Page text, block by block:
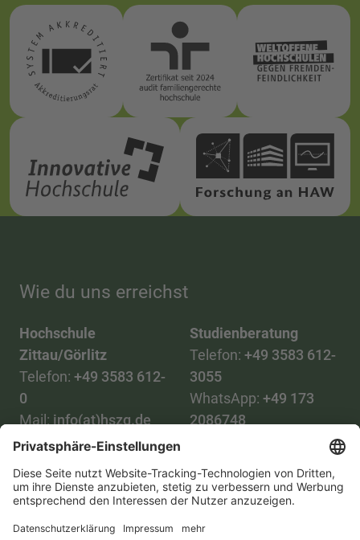
Wie du uns erreichst
Hochschule
Zittau/Görlitz
Telefon: +49 3583 612-
0
Mail: info(at)hszg.de
Studienberatung
Telefon: +49 3583 612-
3055
WhatsApp: +49 173
2086748
Alle StudiengängeDatenschutz